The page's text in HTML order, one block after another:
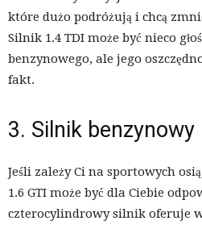
które dużo podróżują i chcą
Silnik 1.4 TDI może być nieco
benzynowego, ale jego
fakt.
3. Silnik benzynowy
Jeśli zależy Ci na sportowych
1.6 GTI może być dla Ciebie
czterocylindrowy silnik oferuje